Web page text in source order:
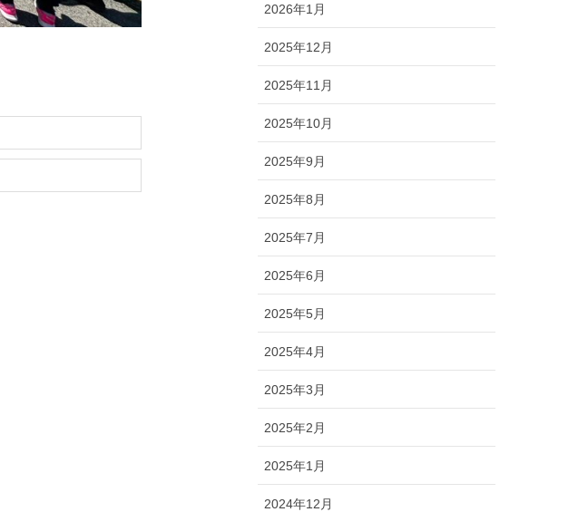
2026年1月
2025年12月
2025年11月
2025年10月
2025年9月
2025年8月
2025年7月
2025年6月
2025年5月
2025年4月
2025年3月
2025年2月
2025年1月
2024年12月